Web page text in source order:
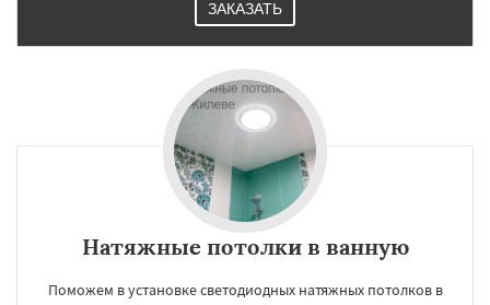
ЗАКАЗАТЬ
Натяжные потолки в ванную
Поможем в установке светодиодных натяжных потолков в